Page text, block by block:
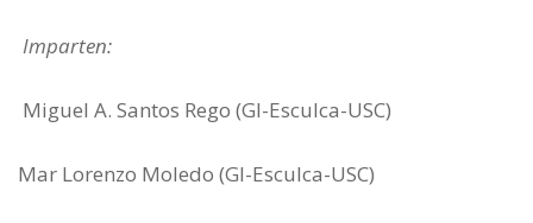
Imparten:
Miguel A. Santos Rego (GI-Esculca-USC)
Mar Lorenzo Moledo (GI-Esculca-USC)